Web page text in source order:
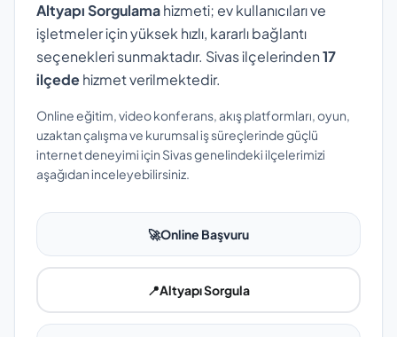
Altyapı Sorgulamahizmeti; ev kullanıcıları ve
işletmeler için yüksek hızlı, kararlı bağlantı
seçenekleri sunmaktadır. Sivas ilçelerinden17
ilçedehizmet verilmektedir.
Online eğitim, video konferans, akış platformları, oyun,
uzaktan çalışma ve kurumsal iş süreçlerinde güçlü
internet deneyimi için Sivas genelindeki ilçelerimizi
aşağıdan inceleyebilirsiniz.
🚀Online Başvuru
📍Altyapı Sorgula